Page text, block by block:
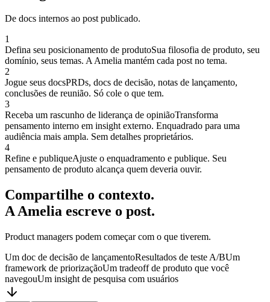
De docs internos ao post publicado.
1
Defina seu posicionamento de produtoSua filosofia de produto, seu
domínio, seus temas. A Amelia mantém cada post no tema.
2
Jogue seus docsPRDs, docs de decisão, notas de lançamento,
conclusões de reunião. Só cole o que tem.
3
Receba um rascunho de liderança de opiniãoTransforma
pensamento interno em insight externo. Enquadrado para uma
audiência mais ampla. Sem detalhes proprietários.
4
Refine e publiqueAjuste o enquadramento e publique. Seu
pensamento de produto alcança quem deveria ouvir.
Compartilhe o contexto.
A Amelia escreve o post.
Product managers podem começar com o que tiverem.
Um doc de decisão de lançamentoResultados de teste A/BUm
framework de priorizaçãoUm tradeoff de produto que você
navegouUm insight de pesquisa com usuários